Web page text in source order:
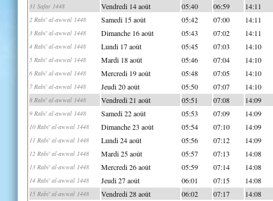
31 Safar 1448 Vendredi 14 août 05:40 06:59 14:11
2 Rabi' al-awwal 1448 Samedi 15 août 05:42 07:00 14:11
3 Rabi' al-awwal 1448 Dimanche 16 août 05:43 07:02 14:11
4 Rabi' al-awwal 1448 Lundi 17 août 05:45 07:03 14:10
5 Rabi' al-awwal 1448 Mardi 18 août 05:46 07:04 14:10
6 Rabi' al-awwal 1448 Mercredi 19 août 05:48 07:05 14:10
7 Rabi' al-awwal 1448 Jeudi 20 août 05:50 07:07 14:10
8 Rabi' al-awwal 1448 Vendredi 21 août 05:51 07:08 14:09
9 Rabi' al-awwal 1448 Samedi 22 août 05:53 07:09 14:09
10 Rabi' al-awwal 1448 Dimanche 23 août 05:54 07:10 14:09
11 Rabi' al-awwal 1448 Lundi 24 août 05:56 07:12 14:09
12 Rabi' al-awwal 1448 Mardi 25 août 05:57 07:13 14:08
13 Rabi' al-awwal 1448 Mercredi 26 août 05:59 07:14 14:08
14 Rabi' al-awwal 1448 Jeudi 27 août 06:01 07:15 14:08
15 Rabi' al-awwal 1448 Vendredi 28 août 06:02 07:17 14:08